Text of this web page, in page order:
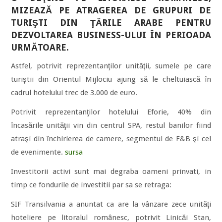
MIZEAZĂ PE ATRAGEREA DE GRUPURI DE
TURIŞTI DIN ŢĂRILE ARABE PENTRU
DEZVOLTAREA BUSINESS-ULUI ÎN PERIOADA
URMĂTOARE.
Astfel, potrivit reprezentanţilor unităţii, sumele pe care
turiştii din Orientul Mijlociu ajung să le cheltuiască în
cadrul hotelului trec de 3.000 de euro.
Potrivit reprezentanţilor hotelului Eforie, 40% din
încasările unităţii vin din centrul SPA, restul banilor fiind
atraşi din închirierea de camere, segmentul de F&B şi cel
de evenimente.sursa
Investitorii activi sunt mai degraba oameni prinvati, in
timp ce fondurile de investitii par sa se retraga:
SIF Transilvania a anuntat ca are la vânzare zece unităţi
hoteliere pe litoralul românesc, potrivit Linicăi Stan,